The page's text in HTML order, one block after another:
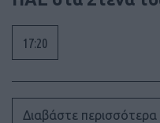
17:20
Διαβάστε περισσότερα